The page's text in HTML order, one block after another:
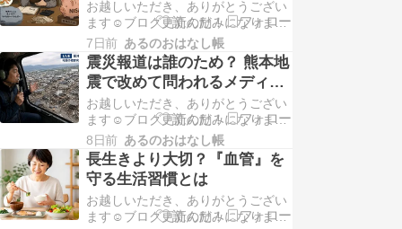
で...
させるもの
お越しいただき、ありがとうござい
ます☺️ブログ更新の励みになりま
す！よかったら下記の2つのバナー
もクリックしてもらえると嬉しいで
す😆応援よろしくお願いします。
【NISA】「老後のためのはずが…」
2人に1人...
7日前 あるのおはなし帳
震災報道は誰のため？ 熊本地
震で改めて問われるメディア
の役割
お越しいただき、ありがとうござい
ます☺️ブログ更新の励みになりま
す！よかったら下記の2つのバナー
もクリックしてもらえると嬉しいで
す😆応援よろしくお願いします。
《熊本地震》有名アナの現地取材に
「邪魔...
8日前 あるのおはなし帳
長生きより大切？『血管』を
守る生活習慣とは
お越しいただき、ありがとうござい
ます☺️ブログ更新の励みになりま